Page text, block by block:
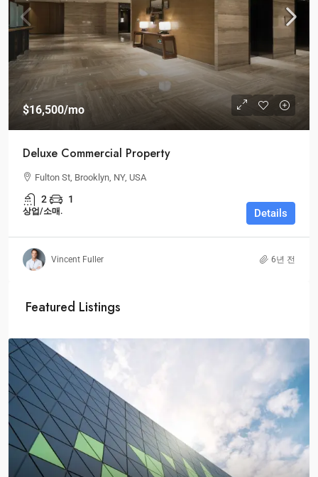
$16,500/mo
Deluxe Commercial Property
Fulton St, Brooklyn, NY, USA
2 1
상업/소매. Details
Vincent Fuller 6년 전
Featured Listings